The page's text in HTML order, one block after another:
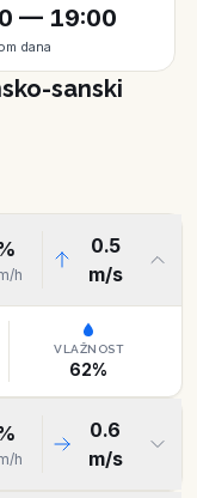
— 19:00
dana
sanski
h
0.5
m/s
VLAŽNOST
62%
h
0.6
m/s